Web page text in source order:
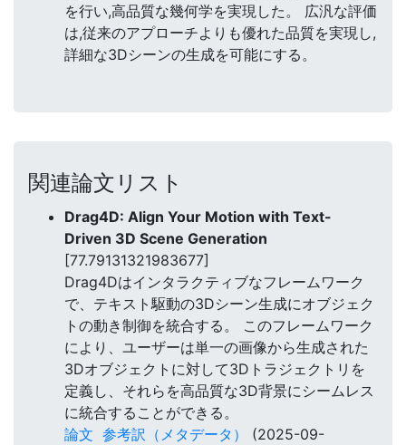
を行い,高品質な幾何学を実現した。 広汎な評価
は,従来のアプローチよりも優れた品質を実現し,
詳細な3Dシーンの生成を可能にする。
関連論文リスト
Drag4D: Align Your Motion with Text-
Driven 3D Scene Generation
[77.79131321983677]
Drag4Dはインタラクティブなフレームワーク
で、テキスト駆動の3Dシーン生成にオブジェク
トの動き制御を統合する。 このフレームワーク
により、ユーザーは単一の画像から生成された
3Dオブジェクトに対して3Dトラジェクトリを
定義し、それらを高品質な3D背景にシームレス
に統合することができる。
論文 参考訳（メタデータ） (2025-09-